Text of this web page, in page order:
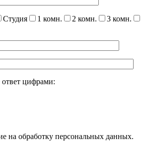
Студия 1 комн. 2 комн.
3 комн.
цифрами:
на обработку персональных данных.